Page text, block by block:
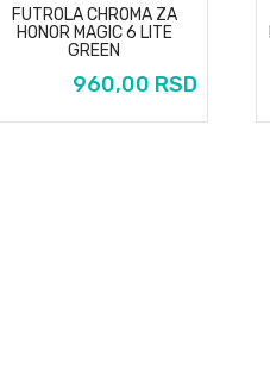
FUTROLA CHROMA ZA
HONOR MAGIC 6 LITE
GREEN
960,00 RSD